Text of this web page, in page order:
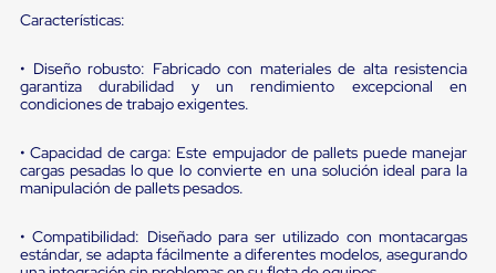
Sellos
de
Cabezal
Cortina
Retenedores
de
Retenedores
de
Características:
• Diseño robusto: Fabricado con materiales de alta resistencia
garantiza durabilidad y un rendimiento excepcional en
condiciones de trabajo exigentes.
• Capacidad de carga: Este empujador de pallets puede manejar
cargas pesadas lo que lo convierte en una solución ideal para la
manipulación de pallets pesados.
• Compatibilidad: Diseñado para ser utilizado con montacargas
estándar, se adapta fácilmente a diferentes modelos, asegurando